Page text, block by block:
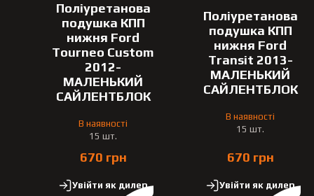
Поліуретанова
подушка КПП
нижня Ford
Tourneo Custom
2012-
МАЛЕНЬКИЙ
САЙЛЕНТБЛОК
В наявності
15 шт.
670 грн
Увійти як дилер
Поліуретанова
подушка КПП
нижня Ford
Transit 2013-
МАЛЕНЬКИЙ
САЙЛЕНТБЛОК
В наявності
15 шт.
670 грн
Увійти як дилер